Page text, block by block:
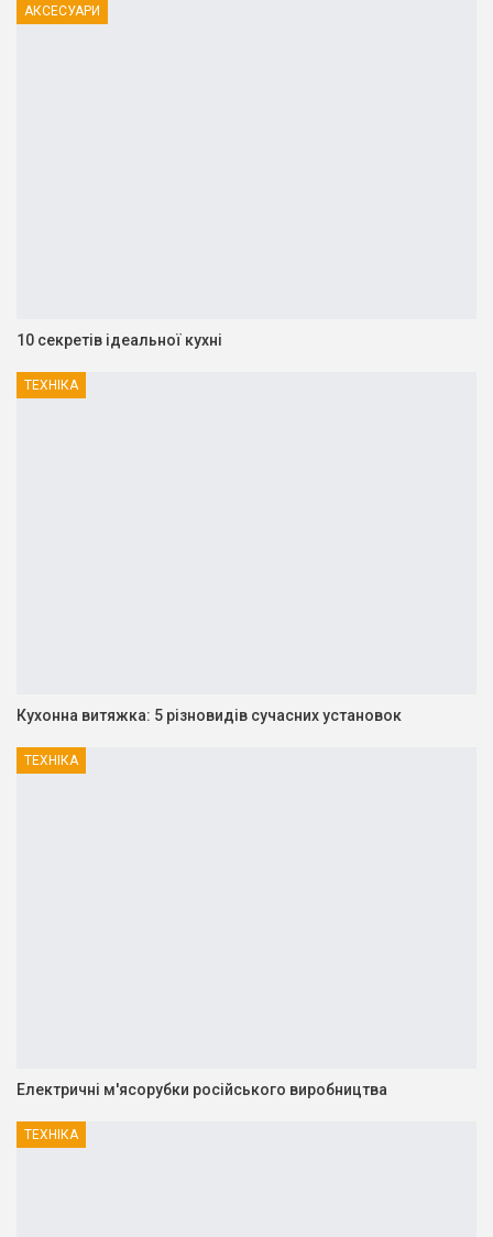
АКСЕСУАРИ
10 секретів ідеальної кухні
ТЕХНІКА
Кухонна витяжка: 5 різновидів сучасних установок
ТЕХНІКА
Електричні м'ясорубки російського виробництва
ТЕХНІКА